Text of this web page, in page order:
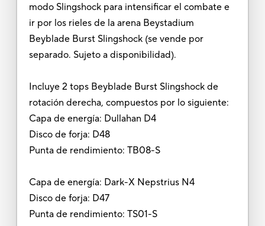
modo Slingshock para intensificar el combate e
ir por los rieles de la arena Beystadium
Beyblade Burst Slingshock (se vende por
separado. Sujeto a disponibilidad).
Incluye 2 tops Beyblade Burst Slingshock de
rotación derecha, compuestos por lo siguiente:
Capa de energía: Dullahan D4
Disco de forja: D48
Punta de rendimiento: TB08-S
Capa de energía: Dark-X Nepstrius N4
Disco de forja: D47
Punta de rendimiento: TS01-S